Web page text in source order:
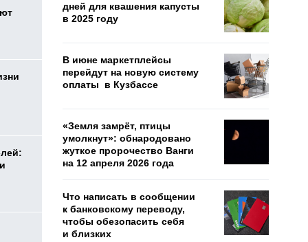
дней для квашения капусты
в 2025 году
В июне маркетплейсы
перейдут на новую систему
оплаты в Кузбассе
«Земля замрёт, птицы
умолкнут»: обнародовано
жуткое пророчество Ванги
на 12 апреля 2026 года
Что написать в сообщении
к банковскому переводу,
чтобы обезопасить себя
и близких